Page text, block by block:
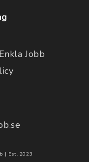
Jobb
| Est. 2023